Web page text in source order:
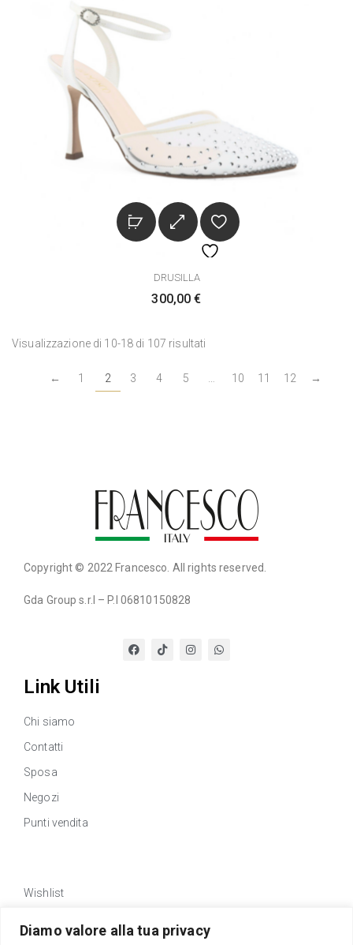
Diamo valore alla tua privacy
DRUSILLA
300,00€
Visualizzazione di 10-18 di 107 risultati
← 1 2 3 4 5 10 11 12 →
Copyright © 2022 Francesco. All rights reserved.
Gda Group s.r.l – P.I 06810150828
Link Utili
Chi siamo
Contatti
Sposa
Negozi
Punti vendita
Wishlist